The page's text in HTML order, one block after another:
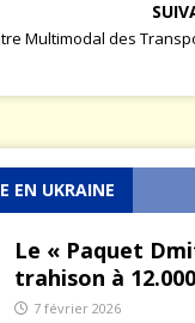
EN UKRAINE
Le « Paquet
trahison à